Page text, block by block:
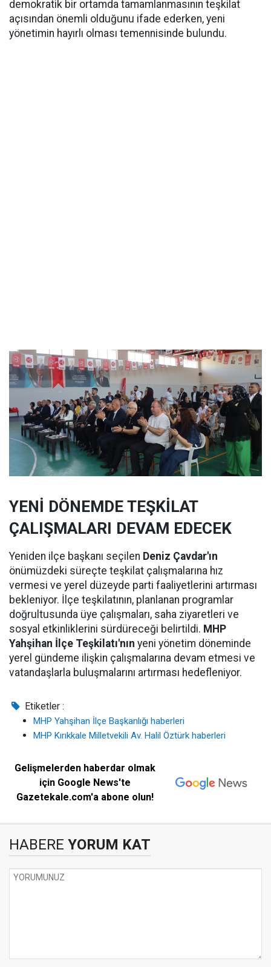
demokratik bir ortamda tamamlanmasının teşkilat
açısından önemli olduğunu ifade ederken, yeni
yönetimin hayırlı olması temennisinde bulundu.
YENİ DÖNEMDE TEŞKİLAT
ÇALIŞMALARI DEVAM EDECEK
Yeniden ilçe başkanı seçilen Deniz Çavdar'ın
önümüzdeki süreçte teşkilat çalışmalarına hız
vermesi ve yerel düzeyde parti faaliyetlerini artırması
bekleniyor. İlçe teşkilatının, planlanan programlar
doğrultusunda üye çalışmaları, saha ziyaretleri ve
sosyal etkinliklerini sürdüreceği belirtildi. MHP
Yahşihan İlçe Teşkilatı'nın yeni yönetim döneminde
yerel gündeme ilişkin çalışmalarına devam etmesi ve
vatandaşlarla buluşmalarını artırması hedefleniyor.
Etiketler :
MHP Yahşihan İlçe Başkanlığı haberleri
MHP Kırıkkale Milletvekili Av. Halil Öztürk haberleri
Gelişmelerden haberdar olmak
için Google News'te
Gazetekale.com'a abone olun!
HABERE YORUM KAT